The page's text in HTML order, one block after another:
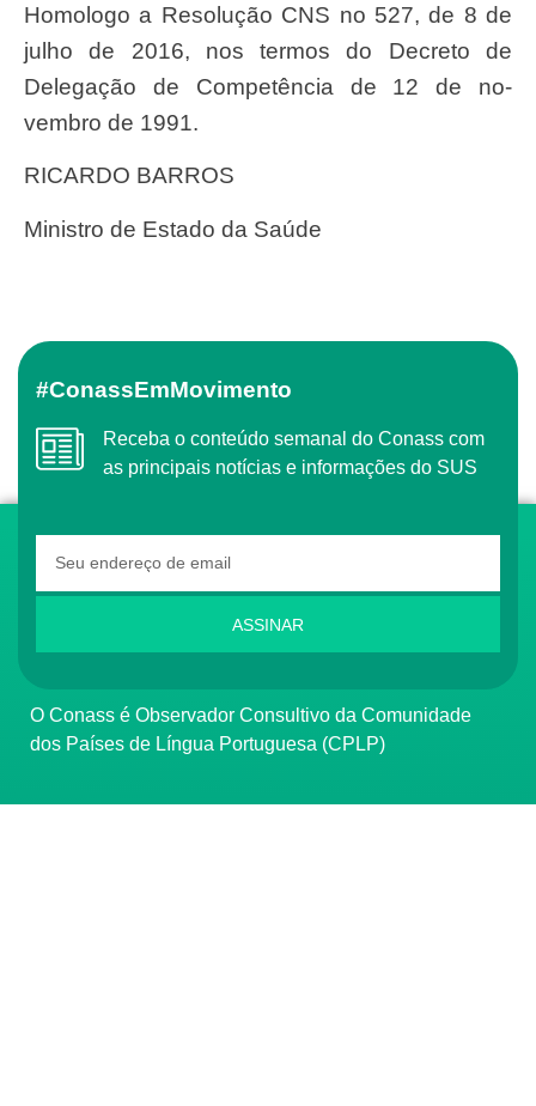
Homologo a Resolução CNS no 527, de 8 de
julho de 2016, nos termos do Decreto de
Delegação de Competência de 12 de no-
vembro de 1991.
RICARDO BARROS
Ministro de Estado da Saúde
#ConassEmMovimento
Receba o conteúdo semanal do Conass com
as principais notícias e informações do SUS
ASSINAR
O Conass é Observador Consultivo da Comunidade
dos Países de Língua Portuguesa (CPLP)